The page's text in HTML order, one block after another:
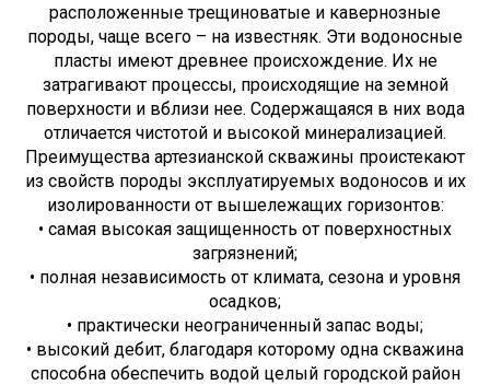
расположенные трещиноватые и кавернозные
породы, чаще всего – на известняк. Эти водоносные
пласты имеют древнее происхождение. Их не
затрагивают процессы, происходящие на земной
поверхности и вблизи нее. Содержащаяся в них вода
отличается чистотой и высокой минерализацией.
Преимущества артезианской скважины проистекают
из свойств породы эксплуатируемых водоносов и их
изолированности от вышележащих горизонтов:
• самая высокая защищенность от поверхностных
загрязнений;
• полная независимость от климата, сезона и уровня
осадков;
• практически неограниченный запас воды;
• высокий дебит, благодаря которому одна скважина
способна обеспечить водой целый городской район